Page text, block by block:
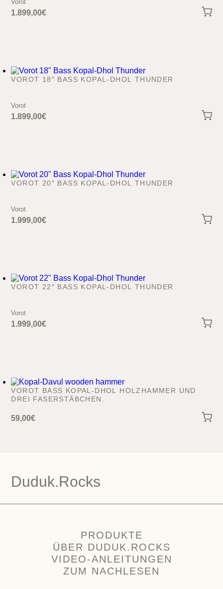
Vorot
1.899,00€
VOROT 18″ BASS KOPAL-DHOL THUNDER
Vorot
1.899,00€
VOROT 20″ BASS KOPAL-DHOL THUNDER
Vorot
1.999,00€
VOROT 22″ BASS KOPAL-DHOL THUNDER
Vorot
1.999,00€
VOROT BASS KOPAL-DHOL HOLZHAMMER UND
DREI FASERSTÄBCHEN.
59,00€
Duduk.Rocks
PRODUKTE
ÜBER DUDUK.ROCKS
VIDEO-ANLEITUNGEN
ZUM NACHLESEN